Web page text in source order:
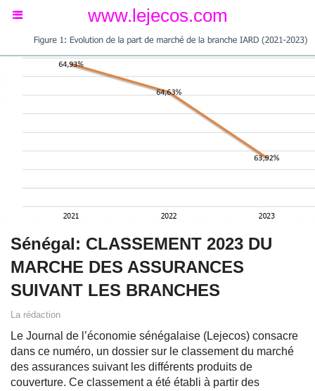
www.lejecos.com
Sénégal: CLASSEMENT 2023 DU
MARCHE DES ASSURANCES
SUIVANT LES BRANCHES
La rédaction
Le Journal de l’économie sénégalaise (Lejecos) consacre
dans ce numéro, un dossier sur le classement du marché
des assurances suivant les différents produits de
couverture. Ce classement a été établi à partir des